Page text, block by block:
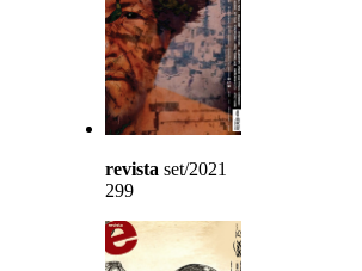
revista set/2021
299